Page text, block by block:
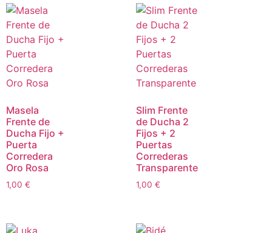
Masela
Frente de
Ducha Fijo +
Puerta
Corredera
Oro Rosa
1,00 €
Slim Frente
de Ducha 2
Fijos + 2
Puertas
Correderas
Transparente
1,00 €